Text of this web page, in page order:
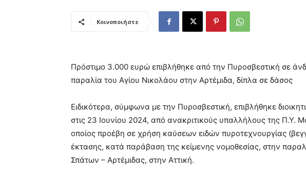
Κοινοποιήστε
Πρόστιμο 3.000 ευρώ επιβλήθηκε από την Πυροσβεστική σε
παραλία του Αγίου Νικολάου στην Αρτέμιδα, δίπλα σε δάσος
Ειδικότερα, σύμφωνα με την Πυροσβεστική, επιβλήθηκε
στις 23 Ιουνίου 2024, από ανακριτικούς υπαλλήλους της Π.Υ.
οποίος προέβη σε χρήση καύσεων ειδών πυροτεχνουργίας
έκτασης, κατά παράβαση της κείμενης νομοθεσίας, στην
Σπάτων – Αρτέμιδας, στην Αττική.